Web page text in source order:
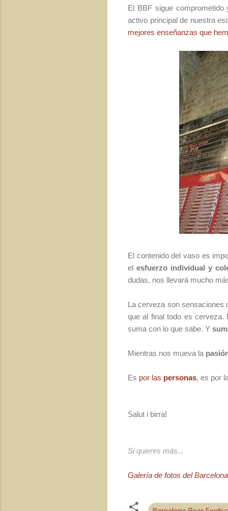
El BBF sigue comprometido
activo principal de nuestra
mejores enseñanzas que
El contenido del vaso es
el esfuerzo individual y
dudas, nos llevará mucho
La cerveza son sensaciones
que al final todo es cerveza.
suma con lo que sabe. Y
Mientras nos mueva la
Es por las personas, es por
Salut i birra!
Si quieres más...
Galería de fotos del